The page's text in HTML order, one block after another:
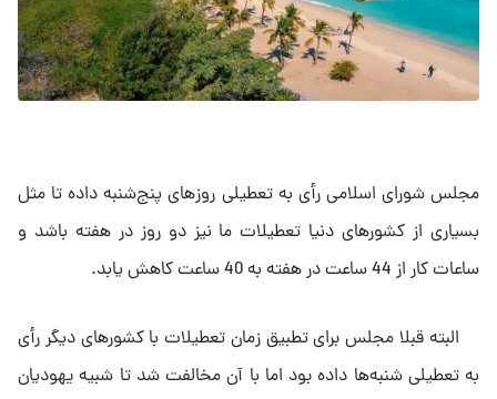
مجلس شورای اسلامی رأی به تعطیلی روزهای پنج‌شنبه داده تا مثل
بسیاری از کشورهای دنیا تعطیلات ما نیز دو روز در هفته باشد و
ساعات کار از 44 ساعت در هفته به 40 ساعت کاهش یابد.
البته قبلا مجلس برای تطبیق زمان تعطیلات با کشورهای دیگر رأی
به تعطیلی شنبه‌ها داده بود اما با آن مخالفت شد تا شبیه یهودیان